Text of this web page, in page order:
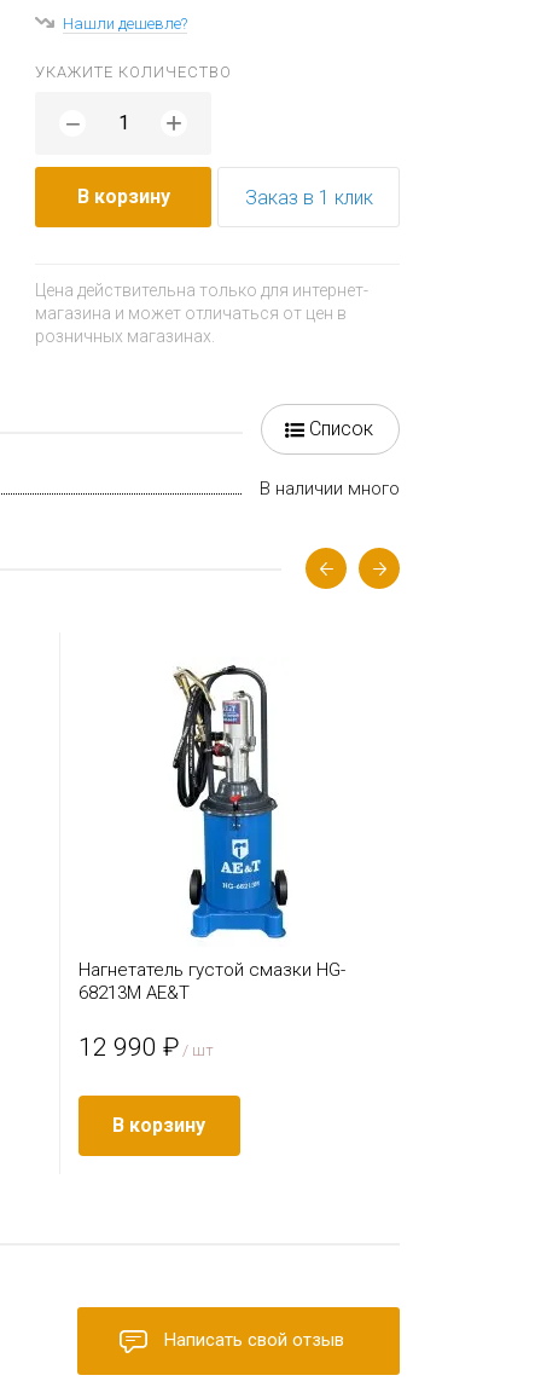
Нашли дешевле?
УКАЖИТЕ КОЛИЧЕСТВО
− +
В корзину Заказ в 1 клик
Цена действительна только для интернет-
магазина и может отличаться от цен в
розничных магазинах.
Список
В наличии много
Нагнетатель густой смазки HG-
68213M AE&T
12 990 ₽ / шт
В корзину
Написать свой отзыв